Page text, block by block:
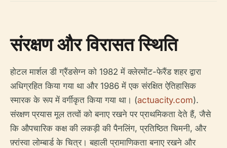
संरक्षण और विरासत स्थिति
होटल मार्शल डी ग्रैंडसेग्न को 1982 में क्लेरमोंट-फेरैंड शहर द्वारा
अधिग्रहित किया गया था और 1986 में एक संरक्षित ऐतिहासिक
स्मारक के रूप में वर्गीकृत किया गया था। (actuacity.com).
संरक्षण प्रयास मूल तत्वों को बनाए रखने पर प्राथमिकता देते हैं, जैसे
कि औपचारिक कक्ष की लकड़ी की पैनलिंग, प्रतिष्ठित चिमनी, और
फ़्रांस्वा लोम्बार्ड के चित्र। बहाली प्रामाणिकता बनाए रखने और